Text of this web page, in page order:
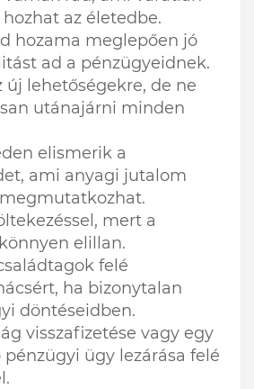
az életedbe.
hozama meglepően jó
ad a pénzügyeidnek.
új lehetőségekre, de ne
utánajárni minden
elismerik a
ami anyagi jutalom
mert a
elillan.
felé
ha bizonytalan
döntéseidben.
visszafizetése vagy egy
ügy lezárása felé